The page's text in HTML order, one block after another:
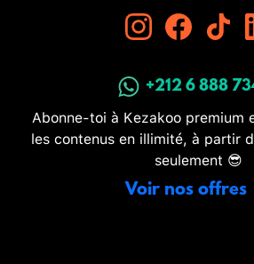
+212 6 888
Abonne-toi à Kezakoo premium
les contenus en illimité, à partir
seulement 😎
Voir nos offres